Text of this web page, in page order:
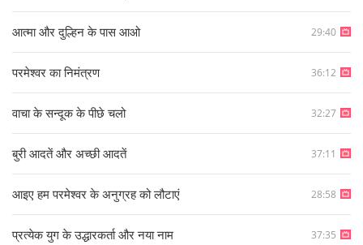
आत्मा और दुल्हिन के पास आओ 29:40
परमेश्वर का निमंत्रण 36:12
वाचा के सन्दूक के पीछे चलो 32:27
बुरी आदतें और अच्छी आदतें 37:11
आइए हम परमेश्वर के अनुग्रह को लौटाएं 28:58
प्रत्येक युग के उद्धारकर्ता और नया नाम 37:35